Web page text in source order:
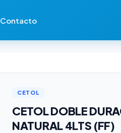
Contacto
CETOL
CETOL DOBLE
NATURAL 4LTS (FF)